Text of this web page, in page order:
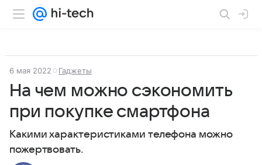
6 мая 2022 Гаджеты
На чем можно сэкономить
при покупке смартфона
Какими характеристиками телефона можно
пожертвовать.